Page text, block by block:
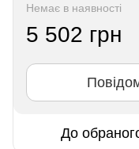
Немає в наявності
5 502 грн
До